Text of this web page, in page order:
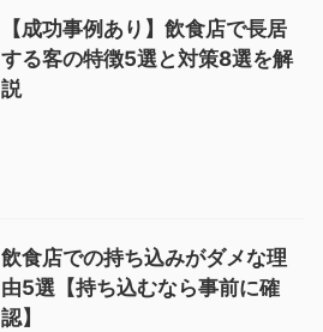
【成功事例あり】飲食店で長居
する客の特徴5選と対策8選を解
説
飲食店での持ち込みがダメな理
由5選【持ち込むなら事前に確
認】